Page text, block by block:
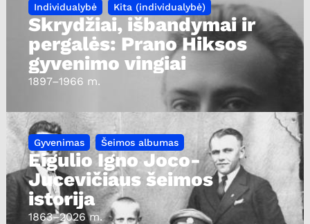
Individualybė Kita (individualybė)
Skrydžiai, išbandymai ir
pergalės: Prano Hiksos
gyvenimo vingiai
1897–1966 m.
Gyvenimas Šeimos albumas
Eigulio Igno Joco-
Jucevičiaus šeimos
istorija
1863–2026 m.